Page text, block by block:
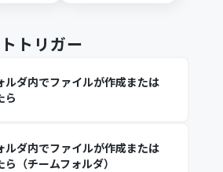
トリガー
ルダ内でファイルが作成または
ら
ルダ内でファイルが作成または
（チームフォルダ）